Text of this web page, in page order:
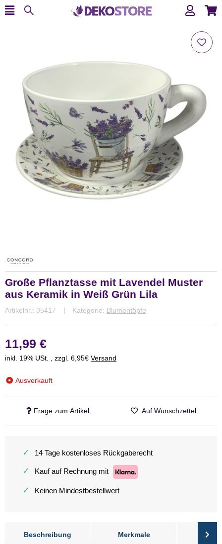
Große Pflanztasse mit Lavendel Muster
aus Keramik in Weiß Grün Lila
Artikelnr.: 35417 Kategorie: Blumentöpfe
11,99 €
inkl. 19% USt. , zzgl. 6,95€ Versand
Ausverkauft
Frage zum Artikel Auf Wunschzettel
✓ 14 Tage kostenloses Rückgaberecht
✓ Kauf auf Rechnung mit
✓ Keinen Mindestbestellwert
Beschreibung Merkmale